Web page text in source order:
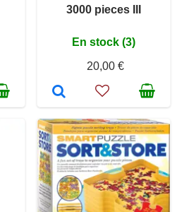
3000 pieces III
En stock (3)
20,00 €